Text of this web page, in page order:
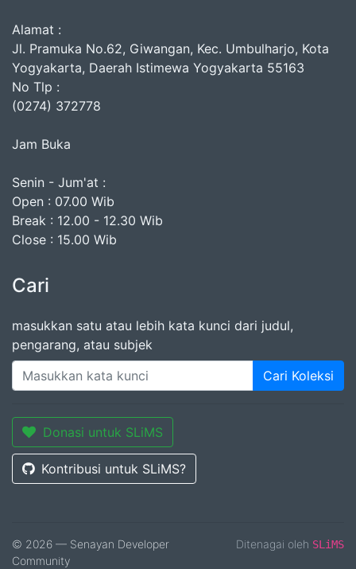
Alamat :
Jl. Pramuka No.62, Giwangan, Kec. Umbulharjo, Kota
Yogyakarta, Daerah Istimewa Yogyakarta 55163
No Tlp :
(0274) 372778
Jam Buka
Senin - Jum'at :
Open : 07.00 Wib
Break : 12.00 - 12.30 Wib
Close : 15.00 Wib
Cari
masukkan satu atau lebih kata kunci dari judul,
pengarang, atau subjek
Cari Koleksi
Donasi untuk SLiMS
Kontribusi untuk SLiMS?
© 2026 — Senayan Developer
Community
Ditenagai oleh SLiMS